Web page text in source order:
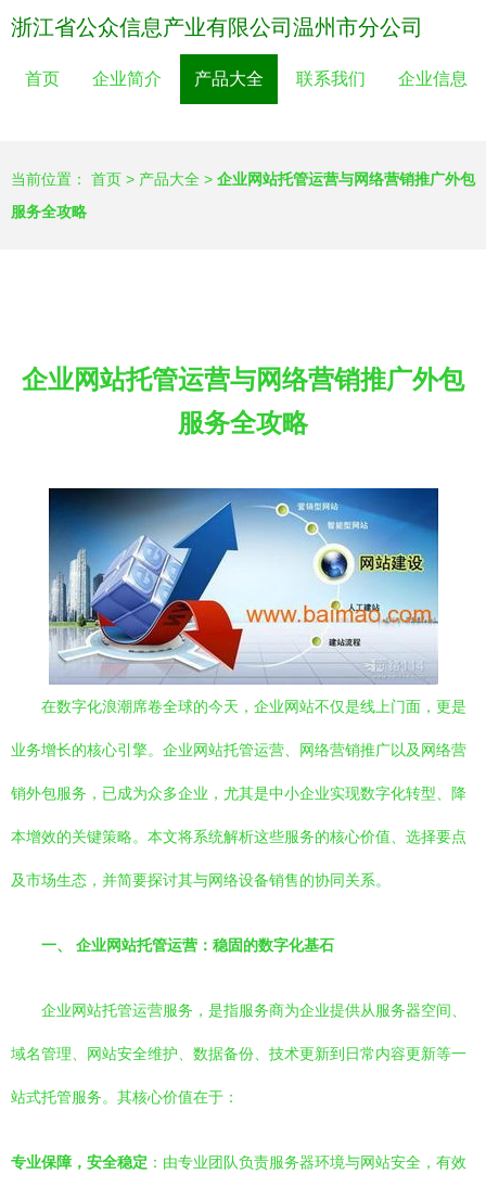
浙江省公众信息产业有限公司温州市分公司
首页 企业简介 产品大全 联系我们 企业信息
当前位置： 首页 > 产品大全 > 企业网站托管运营与网络营销推广外包
服务全攻略
企业网站托管运营与网络营销推广外包
服务全攻略
在数字化浪潮席卷全球的今天，企业网站不仅是线上门面，更是
业务增长的核心引擎。企业网站托管运营、网络营销推广以及网络营
销外包服务，已成为众多企业，尤其是中小企业实现数字化转型、降
本增效的关键策略。本文将系统解析这些服务的核心价值、选择要点
及市场生态，并简要探讨其与网络设备销售的协同关系。
一、 企业网站托管运营：稳固的数字化基石
企业网站托管运营服务，是指服务商为企业提供从服务器空间、
域名管理、网站安全维护、数据备份、技术更新到日常内容更新等一
站式托管服务。其核心价值在于：
专业保障，安全稳定 ：由专业团队负责服务器环境与网站安全，有效